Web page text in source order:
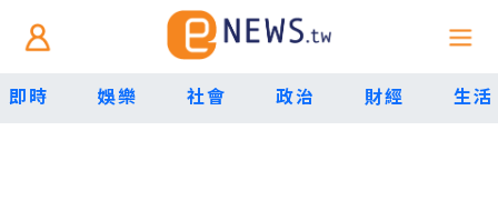
即時 娛樂 社會 政治 財經 生活